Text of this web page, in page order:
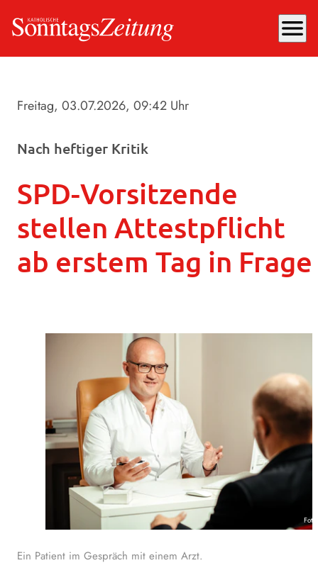
menu
Freitag, 03.07.2026, 09:42 Uhr
Nach heftiger Kritik
SPD-Vorsitzende
stellen Attestpflicht
ab erstem Tag in Frage
Ein Patient im Gespräch mit einem Arzt.